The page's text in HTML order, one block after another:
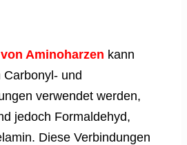
Aminoharzen kann
und
verwendet werden,
jedoch Formaldehyd,
Diese Verbindungen